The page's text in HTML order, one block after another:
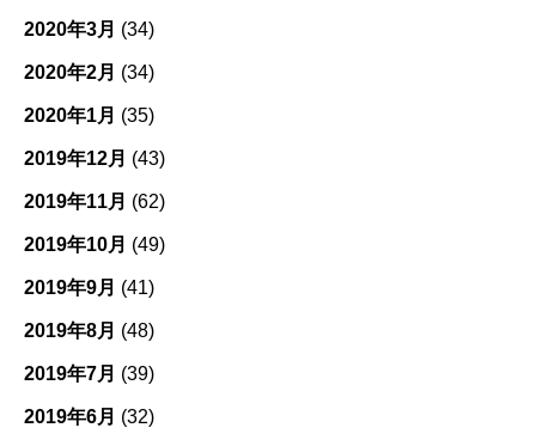
2020年3月 (34)
2020年2月 (34)
2020年1月 (35)
2019年12月 (43)
2019年11月 (62)
2019年10月 (49)
2019年9月 (41)
2019年8月 (48)
2019年7月 (39)
2019年6月 (32)